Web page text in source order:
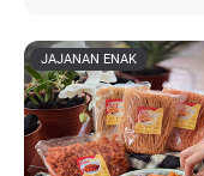
JAJANAN ENAK